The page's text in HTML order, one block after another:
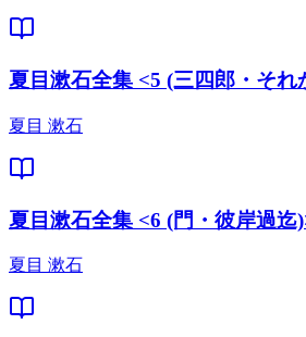
夏目漱石全集 <5 (三四郎・それ
夏目 漱石
夏目漱石全集 <6 (門・彼岸過迄
夏目 漱石